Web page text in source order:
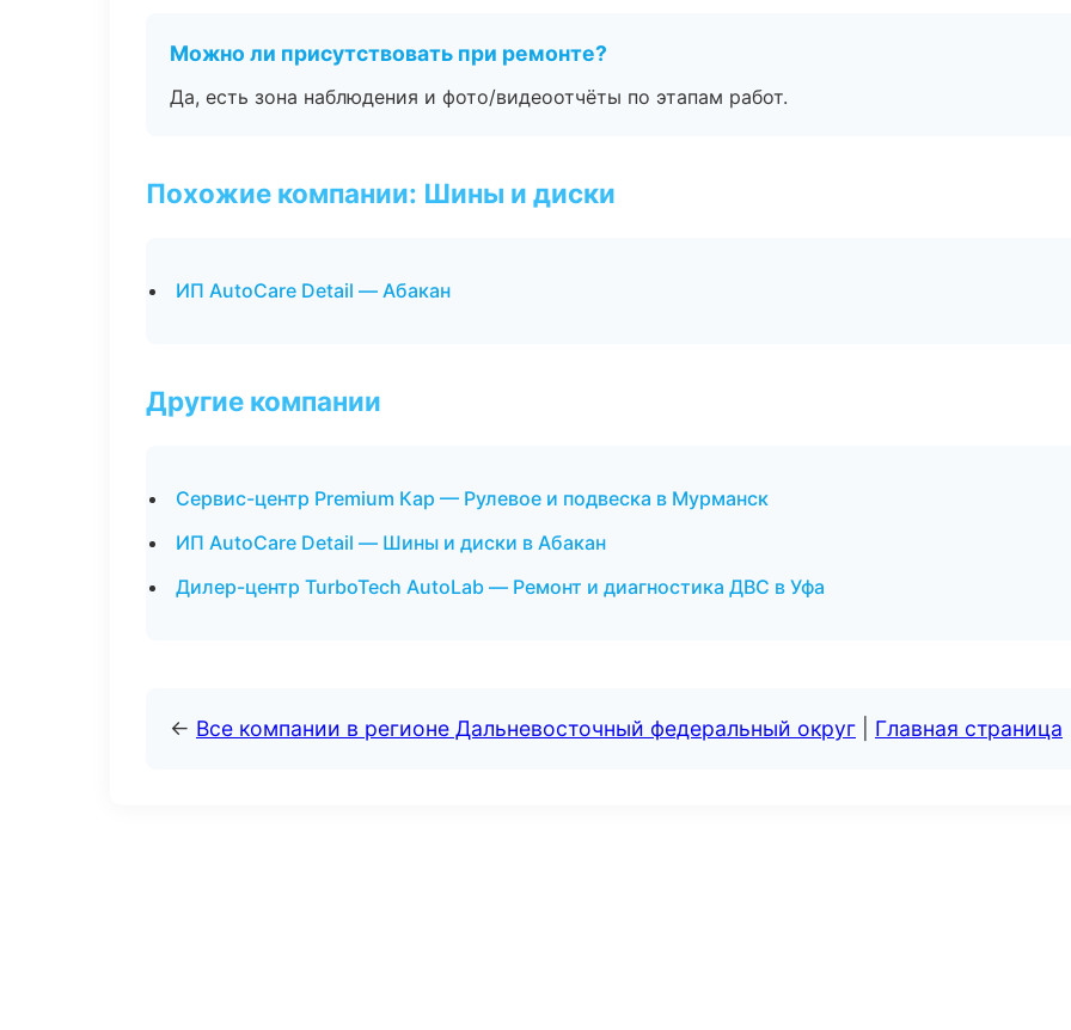
Можно ли присутствовать при ремонте?
Да, есть зона наблюдения и фото/видеоотчёты по этапам работ.
Похожие компании: Шины и диски
ИП AutoCare Detail — Абакан
Другие компании
Сервис-центр Premium Кар — Рулевое и подвеска в Мурманск
ИП AutoCare Detail — Шины и диски в Абакан
Дилер-центр TurboTech AutoLab — Ремонт и диагностика ДВС в Уфа
← Все компании в регионе Дальневосточный федеральный округ Главная страница